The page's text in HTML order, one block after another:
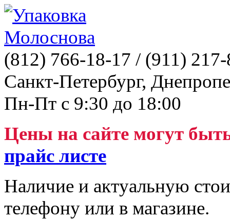
(812) 766-18-17 / (911)
Санкт-Петербург,
Пн-Пт с 9:30 до 18:00
Цены на сайте могут
прайс листе
Наличие и актуальную
телефону или в магазине.